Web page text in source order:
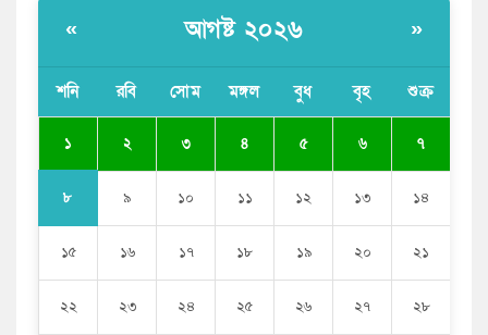
সরকার
সজীব ওয়াজেদ জয়
« আগষ্ট ২০২৬ »
শনি রবি সোম মঙ্গল বুধ বৃহ শুক্র
১ ২ ৩ ৪ ৫ ৬ ৭
৮ ৯ ১০ ১১ ১২ ১৩ ১৪
১৫ ১৬ ১৭ ১৮ ১৯ ২০ ২১
২২ ২৩ ২৪ ২৫ ২৬ ২৭ ২৮